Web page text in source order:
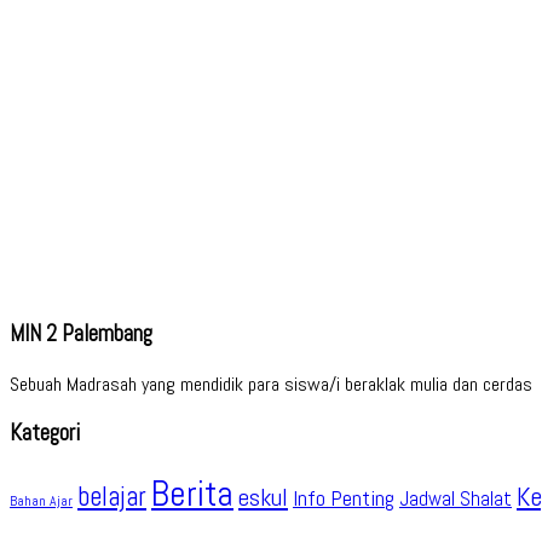
MIN 2 Palembang
Sebuah Madrasah yang mendidik para siswa/i beraklak mulia dan cerdas
Kategori
Bahan Ajar belajar Berita eskul Info Penting Jadwal Shalat